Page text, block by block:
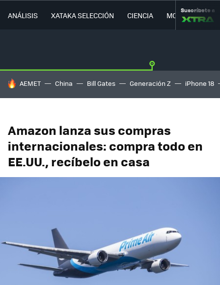
ANÁLISIS XATAKA SELECCIÓN CIENCIA MOVILIDAD
Suscríbete a
HOY SE HABLA DE
AEMET China Bill Gates Generación Z iPhone 18
Amazon lanza sus compras
internacionales: compra todo en
EE.UU., recíbelo en casa